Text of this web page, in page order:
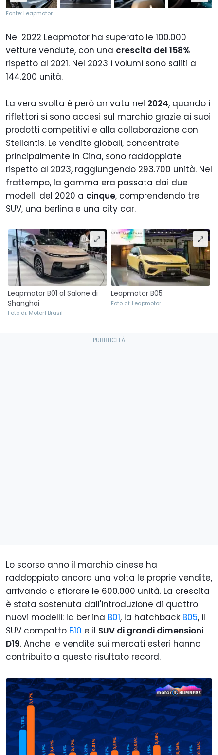
Fonte: Leapmotor
Nel 2022 Leapmotor ha superato le 100.000
vetture vendute, con una crescita del 158%
rispetto al 2021. Nel 2023 i volumi sono saliti a
144.200 unità.
La vera svolta è però arrivata nel 2024, quando i
riflettori si sono accesi sul marchio grazie ai suoi
prodotti competitivi e alla collaborazione con
Stellantis. Le vendite globali, concentrate
principalmente in Cina, sono raddoppiate
rispetto al 2023, raggiungendo 293.700 unità. Nel
frattempo, la gamma era passata dai due
modelli del 2020 a cinque, comprendendo tre
SUV, una berlina e una city car.
Leapmotor B01 al Salone di
Shanghai
Foto di: Motor1 Brasil
Leapmotor B05
Foto di: Leapmotor
Lo scorso anno il marchio cinese ha
raddoppiato ancora una volta le proprie vendite,
arrivando a sfiorare le 600.000 unità. La crescita
è stata sostenuta dall'introduzione di quattro
nuovi modelli: la berlina B01, la hatchback B05, il
SUV compatto B10 e il SUV di grandi dimensioni
D19. Anche le vendite sui mercati esteri hanno
contribuito a questo risultato record.